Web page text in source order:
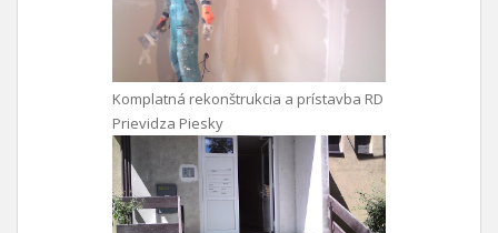
Komplatná rekonštrukcia a prístavba RD
Prievidza Piesky